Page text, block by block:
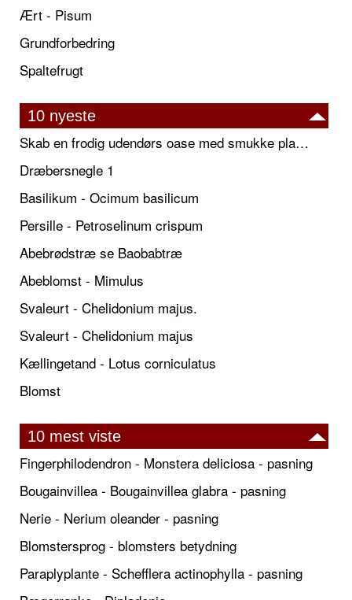
Ært - Pisum
Grundforbedring
Spaltefrugt
10 nyeste
Skab en frodig udendørs oase med smukke plantekrukker og elegante espalier
Dræbersnegle 1
Basilikum - Ocimum basilicum
Persille - Petroselinum crispum
Abebrødstræ se Baobabtræ
Abeblomst - Mimulus
Svaleurt - Chelidonium majus.
Svaleurt - Chelidonium majus
Kællingetand - Lotus corniculatus
Blomst
10 mest viste
Fingerphilodendron - Monstera deliciosa - pasning
Bougainvillea - Bougainvillea glabra - pasning
Nerie - Nerium oleander - pasning
Blomstersprog - blomsters betydning
Paraplyplante - Schefflera actinophylla - pasning